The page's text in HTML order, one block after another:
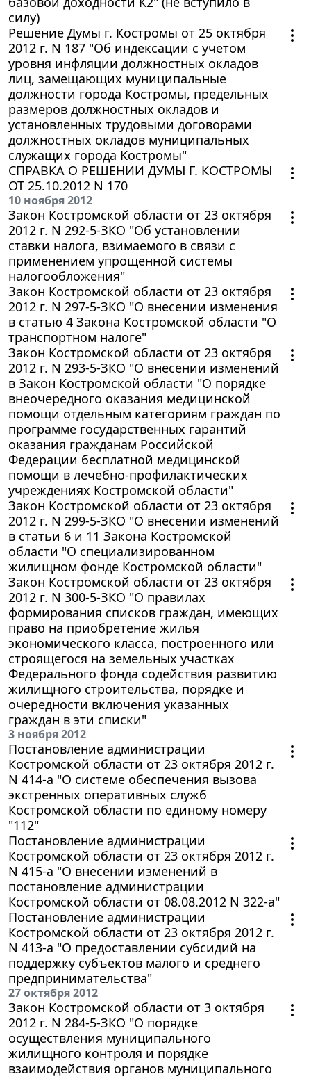
силу)
Решение Думы г. Костромы от 25 октября
2012 г. N 187 "Об индексации с учетом
уровня инфляции должностных окладов
лиц, замещающих муниципальные
должности города Костромы, предельных
размеров должностных окладов и
установленных трудовыми договорами
должностных окладов муниципальных
служащих города Костромы"
СПРАВКА О РЕШЕНИИ ДУМЫ Г. КОСТРОМЫ
ОТ 25.10.2012 N 170
10 ноября 2012
Закон Костромской области от 23 октября
2012 г. N 292-5-ЗКО "Об установлении
ставки налога, взимаемого в связи с
применением упрощенной системы
налогообложения"
Закон Костромской области от 23 октября
2012 г. N 297-5-ЗКО "О внесении изменения
в статью 4 Закона Костромской области "О
транспортном налоге"
Закон Костромской области от 23 октября
2012 г. N 293-5-ЗКО "О внесении изменений
в Закон Костромской области "О порядке
внеочередного оказания медицинской
помощи отдельным категориям граждан по
программе государственных гарантий
оказания гражданам Российской
Федерации бесплатной медицинской
помощи в лечебно-профилактических
учреждениях Костромской области"
Закон Костромской области от 23 октября
2012 г. N 299-5-ЗКО "О внесении изменений
в статьи 6 и 11 Закона Костромской
области "О специализированном
жилищном фонде Костромской области"
Закон Костромской области от 23 октября
2012 г. N 300-5-ЗКО "О правилах
формирования списков граждан, имеющих
право на приобретение жилья
экономического класса, построенного или
строящегося на земельных участках
Федерального фонда содействия развитию
жилищного строительства, порядке и
очередности включения указанных
граждан в эти списки"
3 ноября 2012
Постановление администрации
Костромской области от 23 октября 2012 г.
N 414-а "О системе обеспечения вызова
экстренных оперативных служб
Костромской области по единому номеру
"112"
Постановление администрации
Костромской области от 23 октября 2012 г.
N 415-а "О внесении изменений в
постановление администрации
Костромской области от 08.08.2012 N 322-а"
Постановление администрации
Костромской области от 23 октября 2012 г.
N 413-а "О предоставлении субсидий на
поддержку субъектов малого и среднего
предпринимательства"
27 октября 2012
Закон Костромской области от 3 октября
2012 г. N 284-5-ЗКО "О порядке
осуществления муниципального
жилищного контроля и порядке
взаимодействия органов муниципального